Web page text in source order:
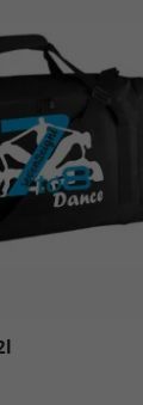
um
Website.
diese Website
können
Anzeigen und
über die
.
Sie können
auswählen.